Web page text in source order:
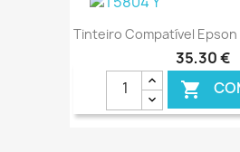
Tinteiro Compatível Epson
35,30 €
